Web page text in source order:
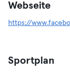
Webseite
https://
Sportplan